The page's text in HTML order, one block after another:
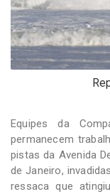
Equipes da
permanecem
pistas da Avenida
de Janeiro,
ressaca que